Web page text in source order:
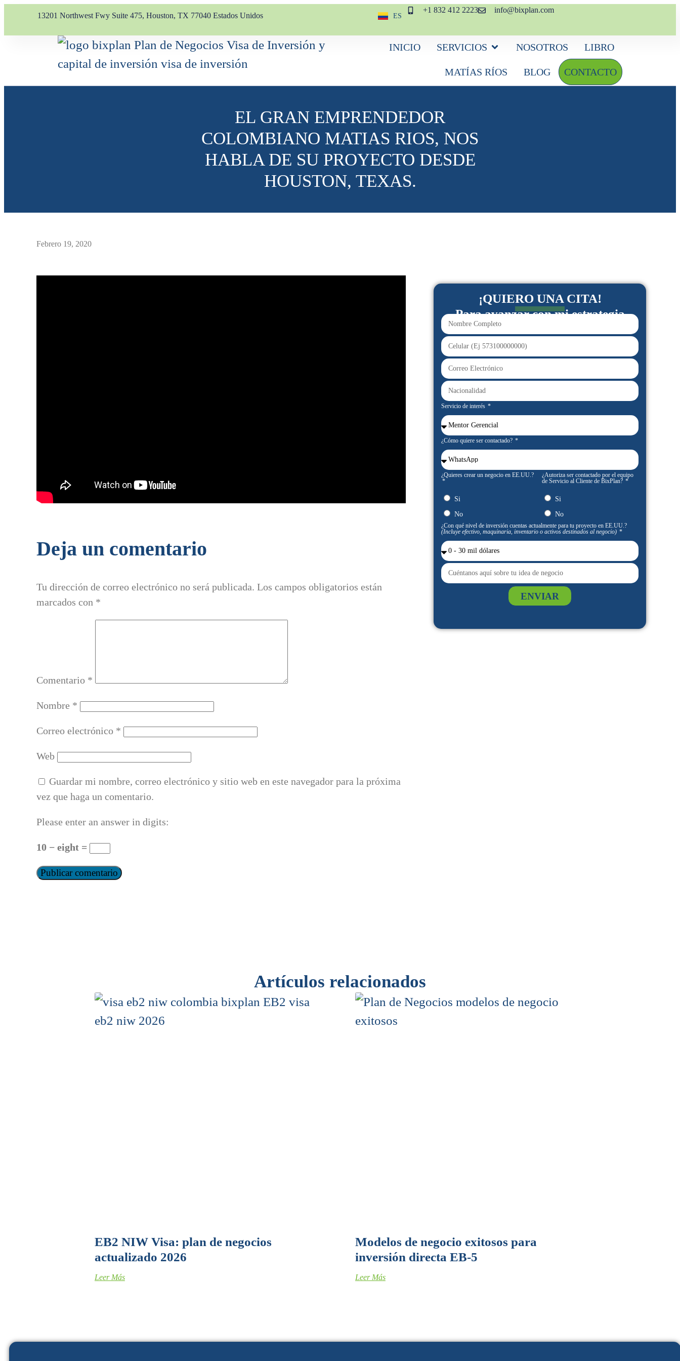
13201 Northwest Fwy Suite 475, Houston, TX 77040 Estados Unidos ES
EN
+1 832 412 2223 info@bixplan.com
INICIO SERVICIOS NOSOTROS LIBRO
MATÍAS RÍOS BLOG CONTACTO
EL GRAN EMPRENDEDOR
COLOMBIANO MATIAS RIOS, NOS
HABLA DE SU PROYECTO DESDE
HOUSTON, TEXAS.
Febrero 19, 2020
Deja un comentario
Tu dirección de correo electrónico no será publicada. Los campos obligatorios están
marcados con *
Comentario *
Nombre *
Correo electrónico *
Web
Guardar mi nombre, correo electrónico y sitio web en este navegador para la próxima
vez que haga un comentario.
Please enter an answer in digits:
10 − eight =
¡QUIERO UNA CITA!
Para avanzar con mi estrategia
Servicio de interés
¿Cómo quiere ser contactado?
¿Quieres crear un negocio en EE.UU.?
Si
No
¿Autoriza ser contactado por el equipo
de Servicio al Cliente de BixPlan?
Si
No
¿Con qué nivel de inversión cuentas actualmente para tu proyecto en EE.UU.?
(Incluye efectivo, maquinaria, inventario o activos destinados al negocio)
ENVIAR
Artículos relacionados
EB2 NIW Visa: plan de negocios
actualizado 2026
Leer Más
Modelos de negocio exitosos para
inversión directa EB-5
Leer Más